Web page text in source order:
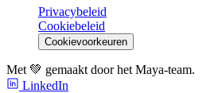
Privacybeleid
Cookiebeleid
Cookievoorkeuren
Met 💚 gemaakt door het Maya-team.
LinkedIn